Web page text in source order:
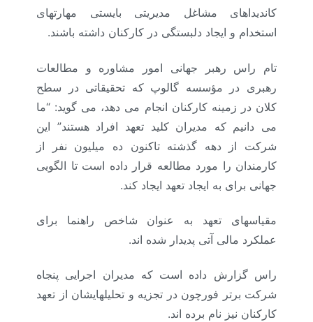
کاندیداهای مشاغل مدیریتی بایستی مهارتهای
استخدام و ایجاد دلبستگی در کارکنان داشته باشند.
تام راس رهبر جهانی امور مشاوره و مطالعات
رهبری در مؤسسه گالوپ که تحقیقاتی در سطح
کلان در زمینه کارکنان انجام می دهد، می گوید: “ما
می دانیم که مدیران کلید تعهد افراد هستند” این
شرکت از دهه گذشته تاکنون ده میلیون نفر از
کارمندان را مورد مطالعه قرار داده است تا الگویی
جهانی برای به ایجاد تعهد ایجاد کند.
مقیاسهای تعهد به عنوان شاخص راهنما برای
عملکرد مالی آتی پدیدار شده اند.
راس گزارش داده است که مدیران اجرایی پنجاه
شرکت برتر فورچون در تجزیه و تحلیلهایشان از تعهد
کارکنان نیز نام برده اند.